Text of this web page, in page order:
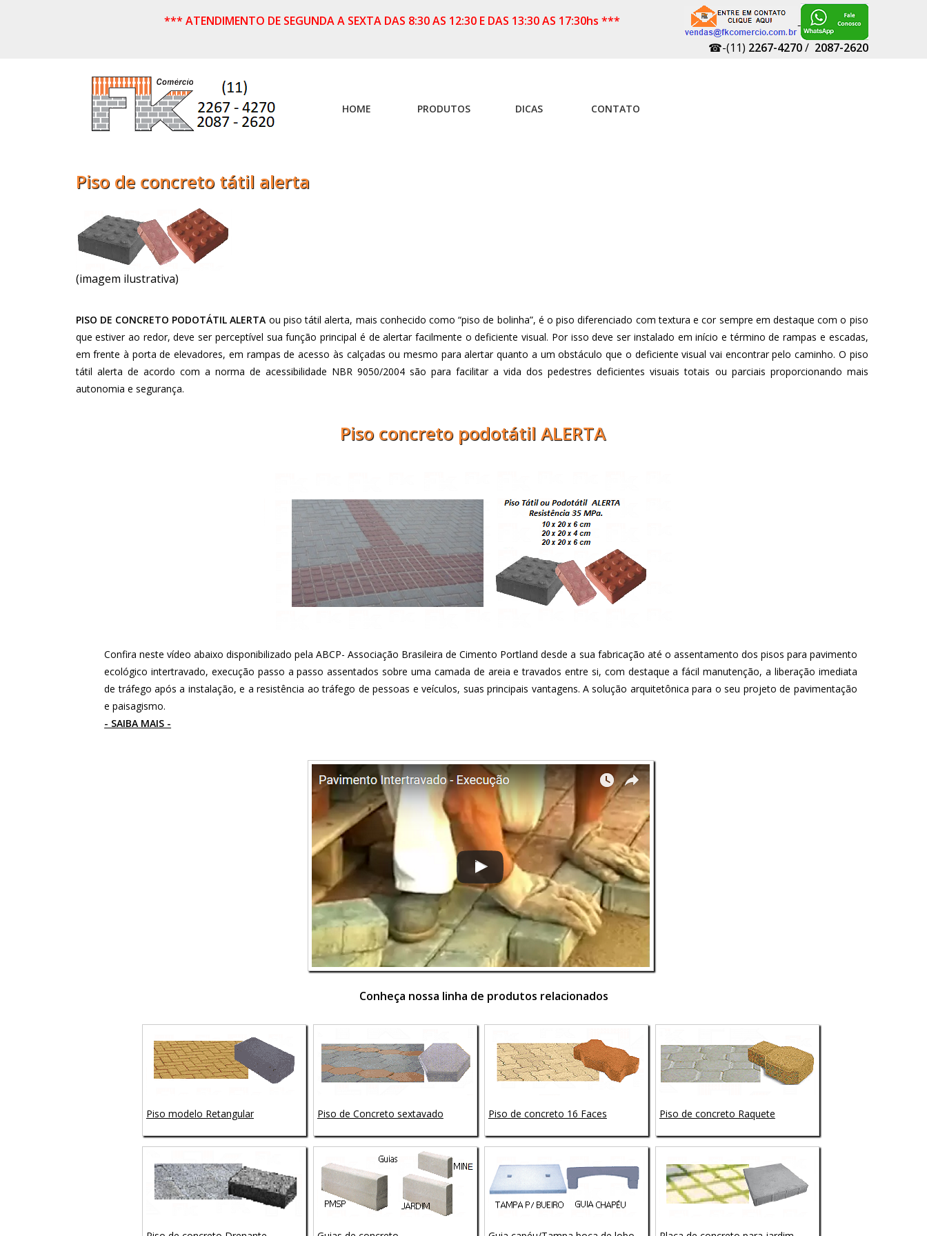
*** ATENDIMENTO DE SEGUNDA A SEXTA DAS 8:30 AS 12:30 E DAS 13:30 AS 17:30hs ***
☎-(11) 2267-4270/ 2087-2620
HOME PRODUTOS DICAS CONTATO
Piso de concreto tátil alerta
(imagem ilustrativa)
PISO DE CONCRETO PODOTÁTIL ALERTA ou piso tátil alerta, mais conhecido como “piso de bolinha”, é o piso diferenciado com textura e cor sempre em destaque com o piso
que estiver ao redor, deve ser perceptível sua função principal é de alertar facilmente o deficiente visual. Por isso deve ser instalado em início e término de rampas e escadas,
em frente à porta de elevadores, em rampas de acesso às calçadas ou mesmo para alertar quanto a um obstáculo que o deficiente visual vai encontrar pelo caminho. O piso
tátil alerta de acordo com a norma de acessibilidade NBR 9050/2004 são para facilitar a vida dos pedestres deficientes visuais totais ou parciais proporcionando mais
autonomia e segurança.
Piso concreto podotátil ALERTA
Confira neste vídeo abaixo disponibilizado pela ABCP- Associação Brasileira de Cimento Portland desde a sua fabricação até o assentamento dos pisos para pavimento
ecológico intertravado, execução passo a passo assentados sobre uma camada de areia e travados entre si, com destaque a fácil manutenção, a liberação imediata
de tráfego após a instalação, e a resistência ao tráfego de pessoas e veículos, suas principais vantagens. A solução arquitetônica para o seu projeto de pavimentação
e paisagismo.
- SAIBA MAIS -
Conheça nossa linha de produtos relacionados
Piso modelo Retangular Piso de Concreto sextavado Piso de concreto 16 Faces Piso de concreto Raquete